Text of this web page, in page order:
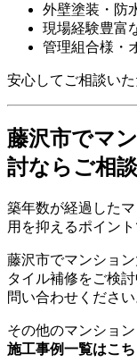
外壁塗装・防
現場経験豊富
管理組合様・
安心してご相談い
藤沢市でマ
討ならご相
築年数が経過した
用を抑えるポイント
藤沢市でマンショ
タイル補修をご検
問い合わせください
その他のマンショ
施工事例一覧はこち